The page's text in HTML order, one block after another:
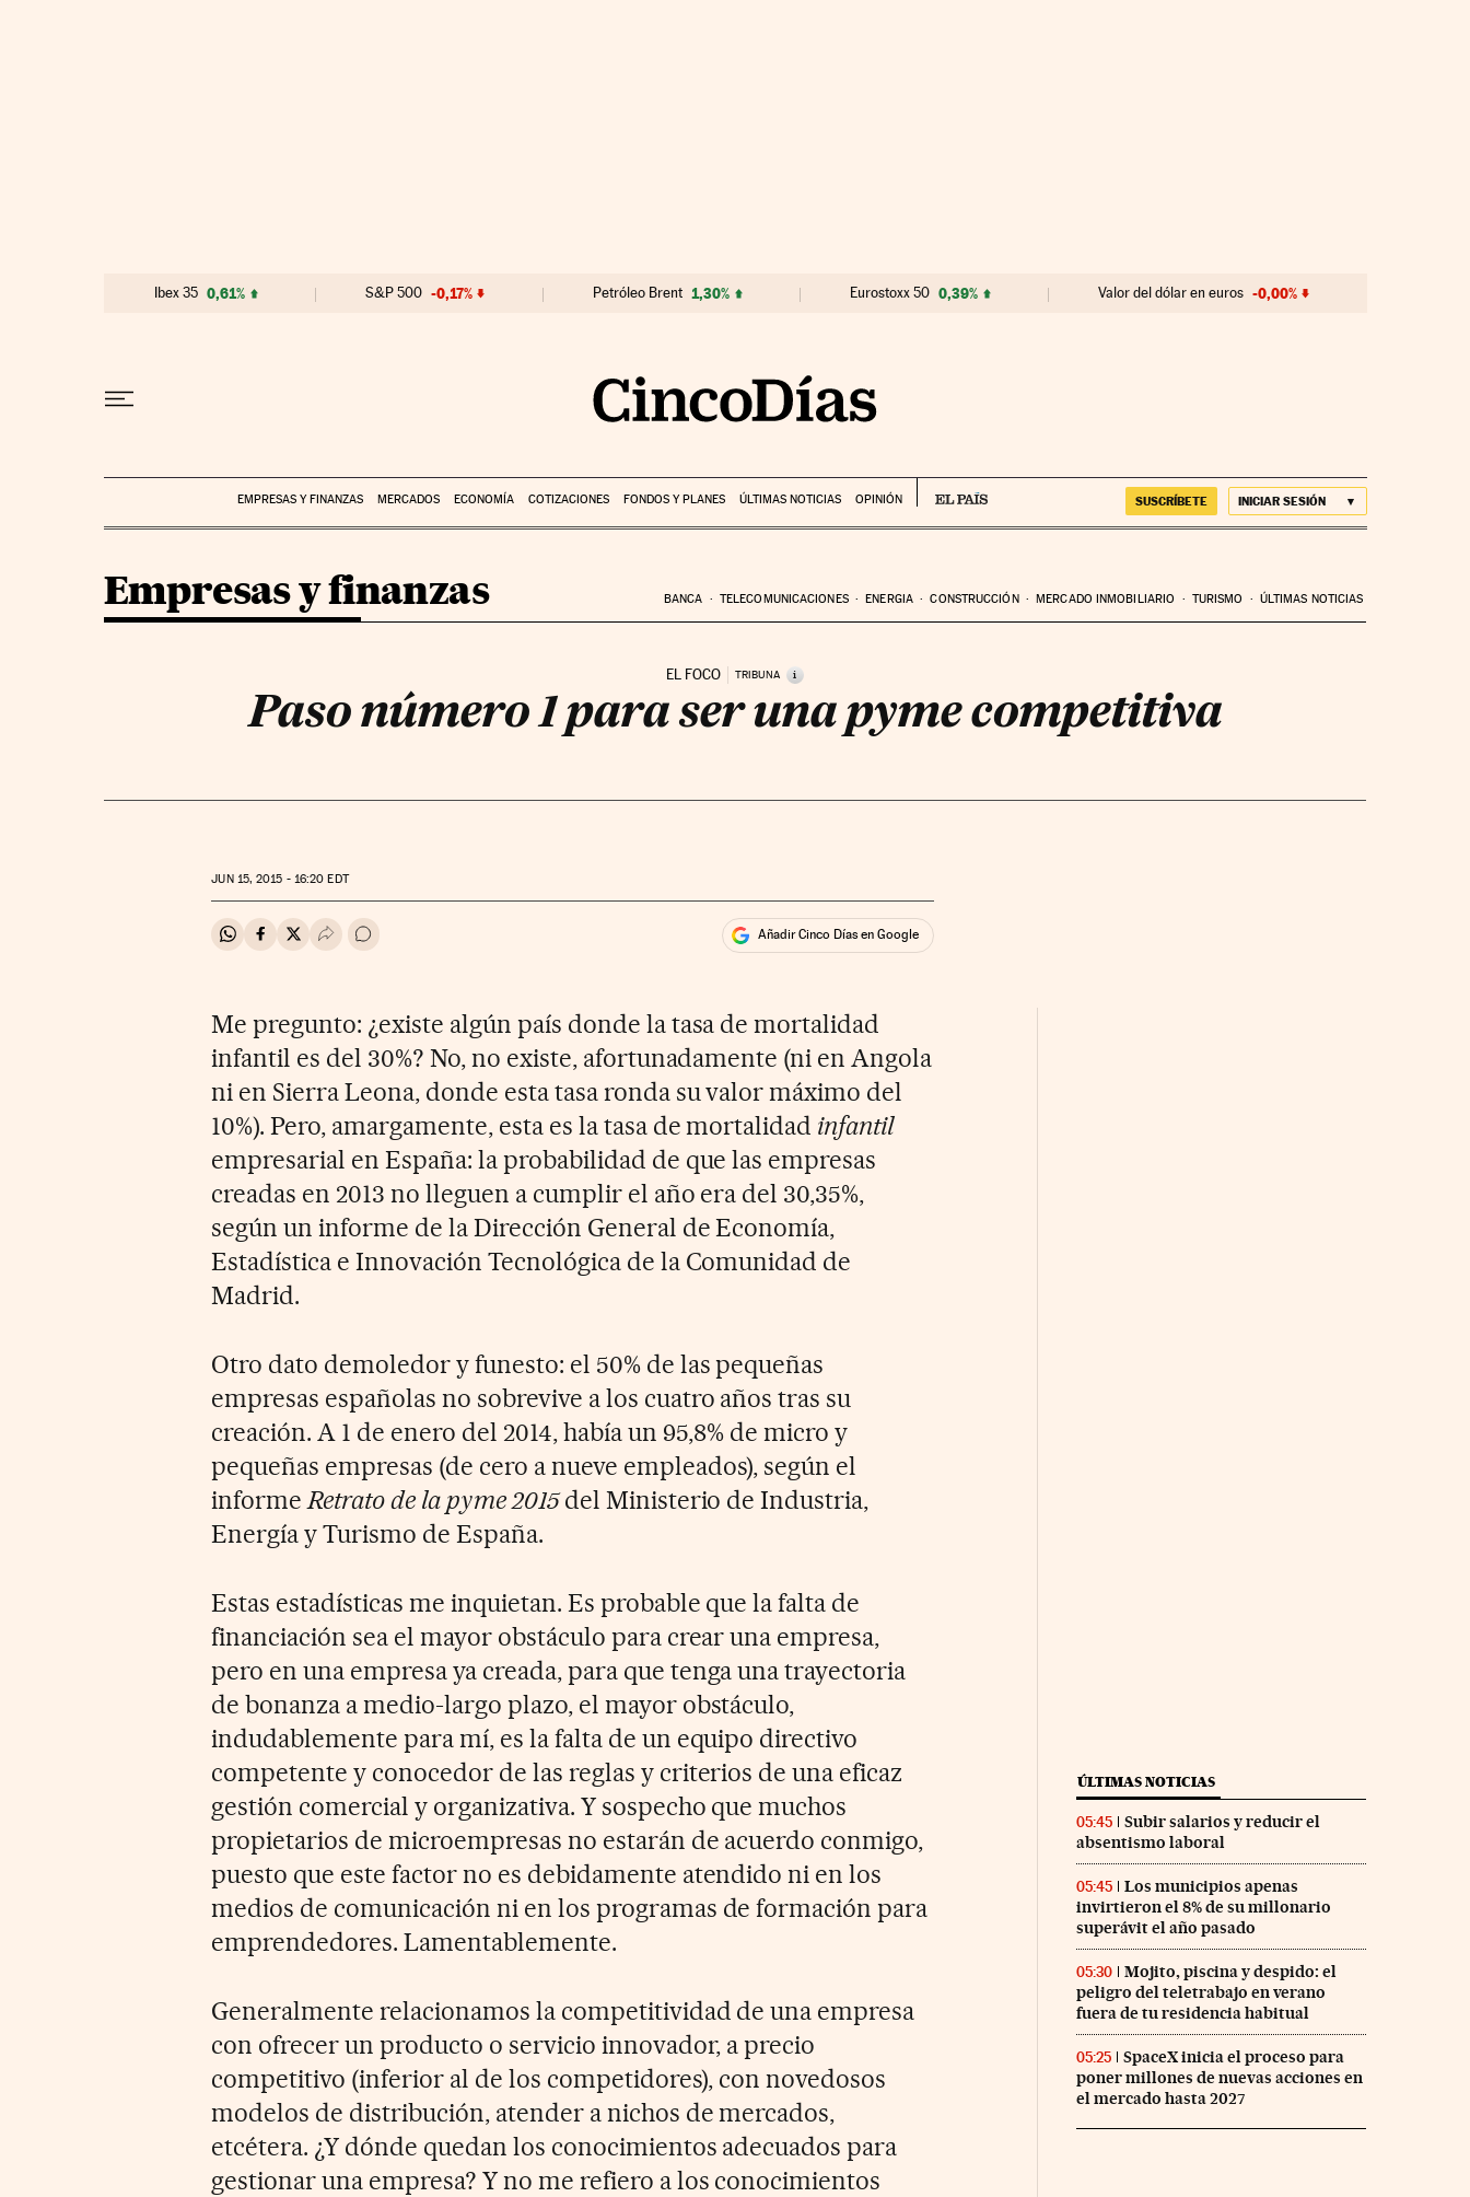
Ibex 35 0,61% S&P 500 -0,17% Petróleo Brent 1,30% Eurostoxx 50 0,39% Valor del dólar en euros -0,00%
EMPRESAS Y FINANZAS MERCADOS ECONOMÍA COTIZACIONES FONDOS Y PLANES ÚLTIMAS NOTICIAS OPINIÓN SUSCRÍBETE INICIAR SESIÓN
Empresas y finanzas BANCA TELECOMUNICACIONES ENERGIA CONSTRUCCIÓN MERCADO INMOBILIARIO TURISMO ÚLTIMAS NOTICIAS
EL FOCO TRIBUNA i
Paso número 1 para ser una pyme competitiva
JUN15, 2015 - 16:20 EDT
Compartir en Whatsapp
Compartir en Facebook
Compartir en Twitter
Desplegar Redes Sociales
Ir a los comentarios Añadir Cinco Días en Google
Me pregunto: ¿existe algún país donde la tasa de mortalidad
infantil es del 30%? No, no existe, afortunadamente (ni en Angola
ni en Sierra Leona, donde esta tasa ronda su valor máximo del
10%). Pero, amargamente, esta es la tasa de mortalidad infantil
empresarial en España: la probabilidad de que las empresas
creadas en 2013 no lleguen a cumplir el año era del 30,35%,
según un informe de la Dirección General de Economía,
Estadística e Innovación Tecnológica de la Comunidad de
Madrid.
Otro dato demoledor y funesto: el 50% de las pequeñas
empresas españolas no sobrevive a los cuatro años tras su
creación. A 1 de enero del 2014, había un 95,8% de micro y
pequeñas empresas (de cero a nueve empleados), según el
informe Retrato de la pyme 2015del Ministerio de Industria,
Energía y Turismo de España.
Estas estadísticas me inquietan. Es probable que la falta de
financiación sea el mayor obstáculo para crear una empresa,
pero en una empresa ya creada, para que tenga una trayectoria
de bonanza a medio-largo plazo, el mayor obstáculo,
indudablemente para mí, es la falta de un equipo directivo
competente y conocedor de las reglas y criterios de una eficaz
gestión comercial y organizativa. Y sospecho que muchos
propietarios de microempresas no estarán de acuerdo conmigo,
puesto que este factor no es debidamente atendido ni en los
medios de comunicación ni en los programas de formación para
emprendedores. Lamentablemente.
Generalmente relacionamos la competitividad de una empresa
con ofrecer un producto o servicio innovador, a precio
competitivo (inferior al de los competidores), con novedosos
modelos de distribución, atender a nichos de mercados,
etcétera. ¿Y dónde quedan los conocimientos adecuados para
gestionar una empresa? Y no me refiero a los conocimientos
ÚLTIMAS NOTICIAS
05:45
Subir salarios y reducir el
absentismo laboral
05:45
Los municipios apenas
invirtieron el 8% de su millonario
superávit el año pasado
05:30
Mojito, piscina y despido: el
peligro del teletrabajo en verano
fuera de tu residencia habitual
05:25
SpaceX inicia el proceso para
poner millones de nuevas acciones en
el mercado hasta 2027